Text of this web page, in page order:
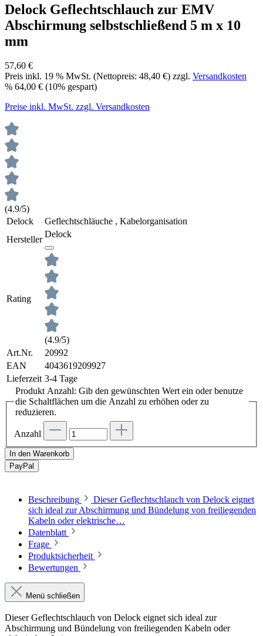
Delock Geflechtschlauch zur EMV
Abschirmung selbstschließend 5 m x 10
mm
57,60 €
Preis inkl. 19 % MwSt. (Nettopreis: 48,40 €) zzgl. Versandkosten
% 64,00 € (10% gespart)
Preise inkl. MwSt. zzgl. Versandkosten
(4.9/5)
Delock
Geflechtschläuche , Kabelorganisation
Hersteller
Delock
Rating
(4.9/5)
Art.Nr.
20992
EAN
4043619209927
Lieferzeit 3-4 Tage
Produkt Anzahl: Gib den gewünschten Wert ein oder benutze
die Schaltflächen um die Anzahl zu erhöhen oder zu
reduzieren.
Anzahl
In den Warenkorb
PayPal
Beschreibung
Dieser Geflechtschlauch von Delock eignet
sich ideal zur Abschirmung und Bündelung von freiliegenden
Kabeln oder elektrische…
Datenblatt
Frage
Produktsicherheit
Bewertungen
Menü schließen
Dieser Geflechtschlauch von Delock eignet sich ideal zur
Abschirmung und Bündelung von freiliegenden Kabeln oder